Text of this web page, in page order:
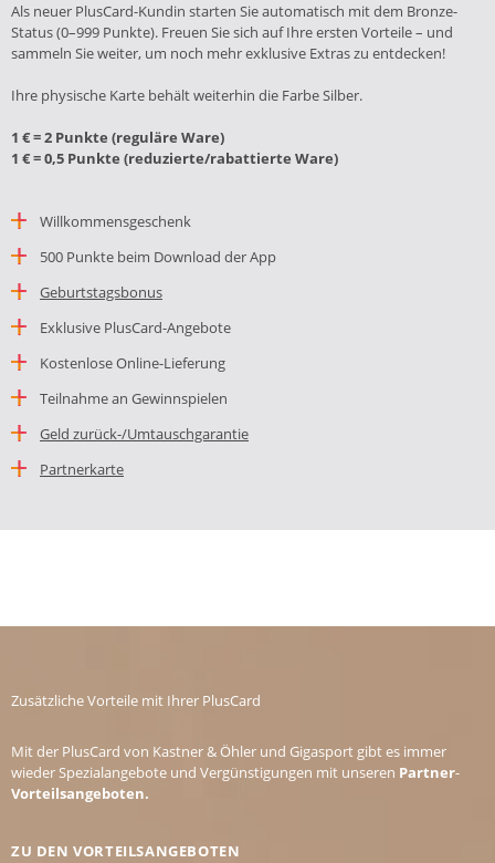
Als neuer PlusCard-Kundin starten Sie automatisch mit dem Bronze-
Status (0–999 Punkte). Freuen Sie sich auf Ihre ersten Vorteile – und
sammeln Sie weiter, um noch mehr exklusive Extras zu entdecken!
Ihre physische Karte behält weiterhin die Farbe Silber.
1 € = 2 Punkte (reguläre Ware)
1 € = 0,5 Punkte (reduzierte/rabattierte Ware)
Willkommensgeschenk
500 Punkte beim Download der App
Geburtstagsbonus
Exklusive PlusCard-Angebote
Kostenlose Online-Lieferung
Teilnahme an Gewinnspielen
Geld zurück-/Umtauschgarantie
Partnerkarte
Zusätzliche Vorteile mit Ihrer PlusCard
Mit der PlusCard von Kastner & Öhler und Gigasport gibt es immer
wieder Spezialangebote und Vergünstigungen mit unseren Partner-
Vorteilsangeboten.
ZU DEN VORTEILSANGEBOTEN